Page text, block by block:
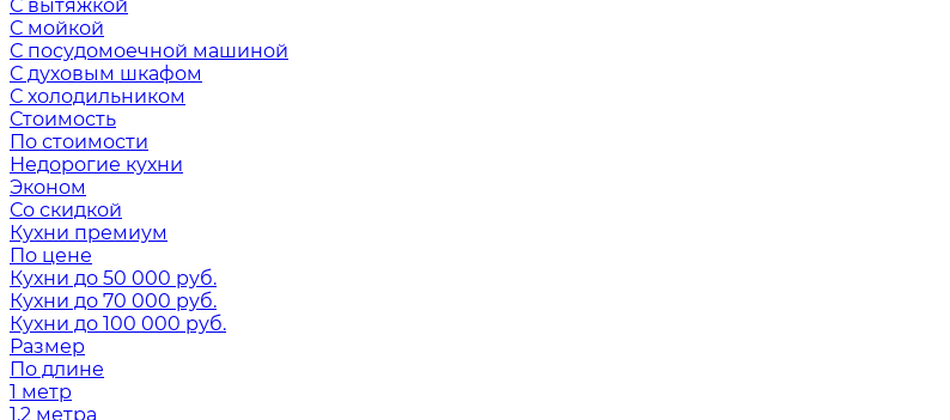
С вытяжкой
С мойкой
С посудомоечной машиной
С духовым шкафом
С холодильником
Стоимость
По стоимости
Недорогие кухни
Эконом
Со скидкой
Кухни премиум
По цене
Кухни до 50 000 руб.
Кухни до 70 000 руб.
Кухни до 100 000 руб.
Размер
По длине
1 метр
1,2 метра